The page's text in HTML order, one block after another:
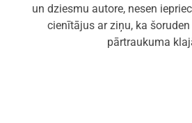
un dziesmu autore, nesen
cienītājus ar ziņu, ka
pārtraukuma